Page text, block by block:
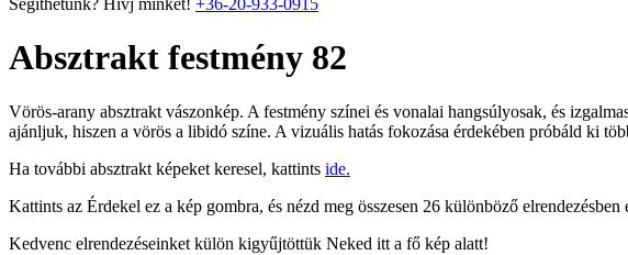
Segíthetünk? Hívj minket! +36-20-933-0915
Absztrakt festmény 82
Vörös-arany absztrakt vászonkép. A festmény színei és vonalai hangsúlyosak, és
ajánljuk, hiszen a vörös a libidó színe. A vizuális hatás fokozása érdekében próbáld ki
Ha további absztrakt képeket keresel, kattints ide.
Kattints az Érdekel ez a kép gombra, és nézd meg összesen 26 különböző
Kedvenc elrendezéseinket külön kigyűjtöttük Neked itt a fő kép alatt!